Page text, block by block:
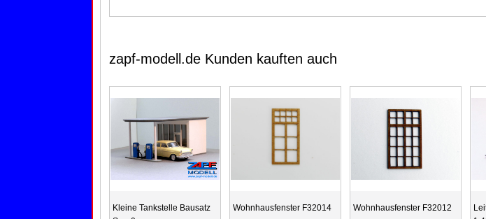
zapf-modell.de Kunden kauften auch
Kleine Tankstelle Bausatz
Wohnhausfenster F32014 Wohnhausfenster F32012